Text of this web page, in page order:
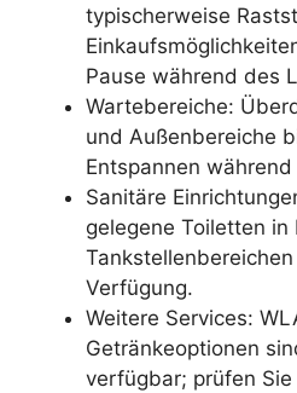
typischerweise
Pause während des
Wartebereiche:
und Außenbereiche
Entspannen
Sanitäre
gelegene Toiletten
Verfügung.
Weitere Services:
Getränkeoptionen
verfügbar; prüfen